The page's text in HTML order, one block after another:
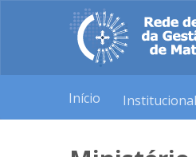
Início Institucional